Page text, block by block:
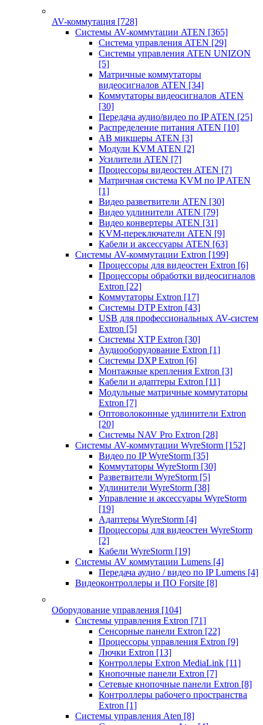
AV-коммутация [728]
Системы AV-коммутации ATEN [365]
Система управления ATEN [29]
Системы управления ATEN UNIZON
[5]
Матричные коммутаторы
видеосигналов ATEN [34]
Коммутаторы видеосигналов ATEN
[30]
Передача аудио/видео по IP ATEN [25]
Распределение питания ATEN [10]
АВ микшеры ATEN [3]
Модули KVM ATEN [2]
Усилители ATEN [7]
Процессоры видеостен ATEN [7]
Матричная система KVM по IP ATEN
[1]
Видео разветвители ATEN [30]
Видео удлинители ATEN [79]
Видео конвертеры ATEN [31]
KVM-переключатели ATEN [9]
Кабели и аксессуары ATEN [63]
Системы AV-коммутации Extron [199]
Процессоры для видеостен Extron [6]
Процессоры обработки видеосигналов
Extron [22]
Коммутаторы Extron [17]
Системы DTP Extron [43]
USB для профессиональных AV-систем
Extron [5]
Системы XTP Extron [30]
Аудиооборудование Extron [1]
Системы DXP Extron [6]
Монтажные крепления Extron [3]
Кабели и адаптеры Extron [11]
Модульные матричные коммутаторы
Extron [7]
Оптоволоконные удлинители Extron
[20]
Системы NAV Pro Extron [28]
Системы AV-коммутации WyreStorm [152]
Видео по IP WyreStorm [35]
Коммутаторы WyreStorm [30]
Разветвители WyreStorm [5]
Удлинители WyreStorm [38]
Управление и аксессуары WyreStorm
[19]
Адаптеры WyreStorm [4]
Процессоры для видеостен WyreStorm
[2]
Кабели WyreStorm [19]
Системы AV коммутации Lumens [4]
Передача аудио / видео по IP Lumens [4]
Видеоконтроллеры и ПО Forsite [8]
Оборудование управления [104]
Системы управления Extron [71]
Сенсорные панели Extron [22]
Процессоры управления Extron [9]
Лючки Extron [13]
Контроллеры Extron MediaLink [11]
Кнопочные панели Extron [7]
Сетевые кнопочные панели Extron [8]
Контроллеры рабочего пространства
Extron [1]
Системы управления Aten [8]